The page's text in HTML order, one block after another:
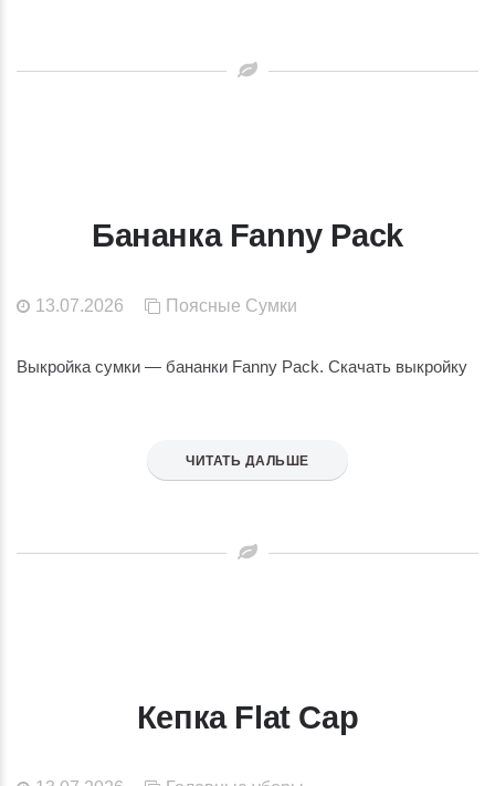
Бананка Fanny Pack
13.07.2026 Поясные Сумки
Выкройка сумки — бананки Fanny Pack. Скачать выкройку
ЧИТАТЬ ДАЛЬШЕ
Кепка Flat Cap